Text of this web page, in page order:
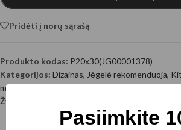
Pridėti į norų sąrašą
Produkto kodas: P20x30(JG00001378)
Kategorijos: Dizainas, Jėgelė rekomenduoja,
meniški,Maistas
Žymos:
Pasiimkite